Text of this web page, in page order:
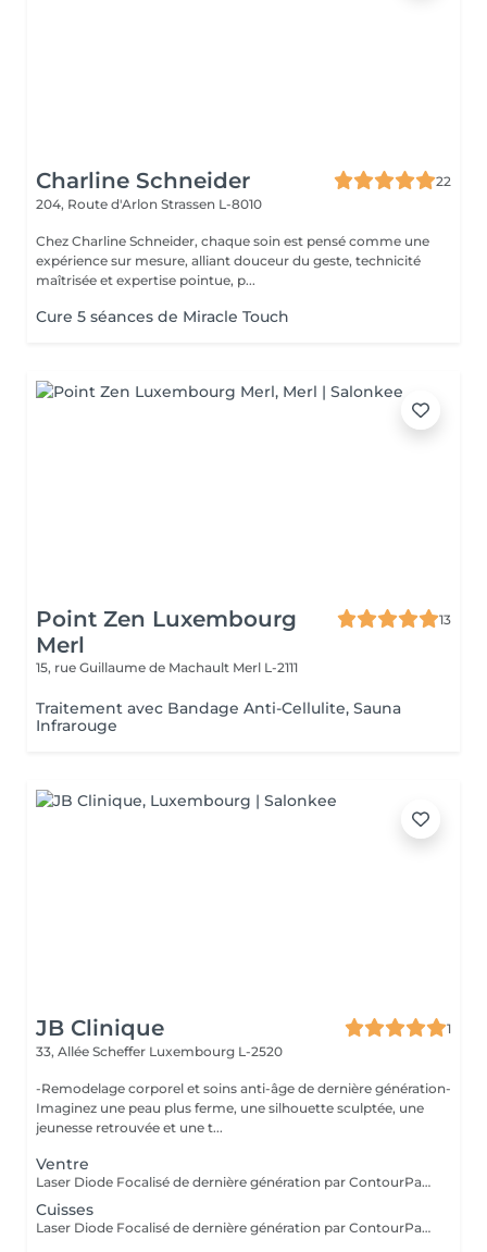
Charline Schneider
22
204, Route d'Arlon Strassen L-8010
Chez Charline Schneider, chaque soin est pensé comme une
expérience sur mesure, alliant douceur du geste, technicité
maîtrisée et expertise pointue, p...
Cure 5 séances de Miracle Touch
Point Zen Luxembourg
Merl
13
15, rue Guillaume de Machault Merl L-2111
Traitement avec Bandage Anti-Cellulite, Sauna
Infrarouge
JB Clinique
1
33, Allée Scheffer Luxembourg L-2520
-Remodelage corporel et soins anti-âge de dernière génération-
Imaginez une peau plus ferme, une silhouette sculptée, une
jeunesse retrouvée et une t...
Ventre
Laser Diode Focalisé de dernière génération par ContourParis° : ciblez les zones à traiter ventre, cuisses, fesses et bras pour raffermir la peau, réduire le relâchement cutané et gommer la cellulite. Une solution efficace pour une peau plus lisse, tonique et visiblement remodelée. Il est possible qu'il y ait des contre-indications à la réalisation de ce soin. Si vous n'êtes jamais venu, je vous conseille de réserver au préalable un bilan silhouette ou de téléphoner au cabinet.
Cuisses
Laser Diode Focalisé de dernière génération par ContourParis° : ciblez les zones à traiter ventre, cuisses, fesses et bras pour raffermir la peau, réduire le relâchement cutané et gommer la cellulite. Une solution efficace pour une peau plus lisse, tonique et visiblement remodelée. Il est possible qu'il y ait des contre-indications à la réalisation de ce soin. Si vous n'êtes jamais venu, je vous conseille de réserver au préalable un bilan silhouette ou de téléphoner au cabinet.